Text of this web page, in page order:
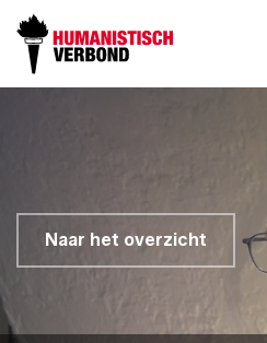
Naar het overzicht